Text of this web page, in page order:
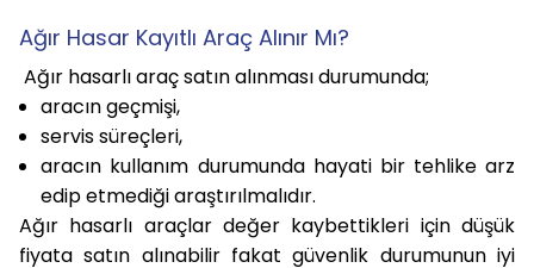
Ağır Hasar Kayıtlı Araç Alınır Mı?
Ağır hasarlı araç satın alınması durumunda;
aracın geçmişi,
servis süreçleri,
aracın kullanım durumunda hayati bir tehlike arz
edip etmediği araştırılmalıdır.
Ağır hasarlı araçlar değer kaybettikleri için düşük
fiyata satın alınabilir fakat güvenlik durumunun iyi